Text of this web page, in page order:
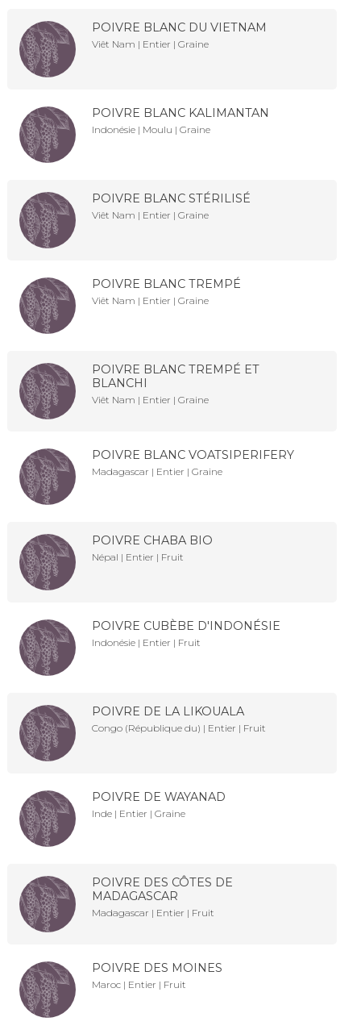
POIVRE BLANC DU VIETNAM
Viêt Nam | Entier | Graine
POIVRE BLANC KALIMANTAN
Indonésie | Moulu | Graine
POIVRE BLANC STÉRILISÉ
Viêt Nam | Entier | Graine
POIVRE BLANC TREMPÉ
Viêt Nam | Entier | Graine
POIVRE BLANC TREMPÉ ET
BLANCHI
Viêt Nam | Entier | Graine
POIVRE BLANC VOATSIPERIFERY
Madagascar | Entier | Graine
POIVRE CHABA BIO
Népal | Entier | Fruit
POIVRE CUBÈBE D'INDONÉSIE
Indonésie | Entier | Fruit
POIVRE DE LA LIKOUALA
Congo (République du) | Entier | Fruit
POIVRE DE WAYANAD
Inde | Entier | Graine
POIVRE DES CÔTES DE
MADAGASCAR
Madagascar | Entier | Fruit
POIVRE DES MOINES
Maroc | Entier | Fruit